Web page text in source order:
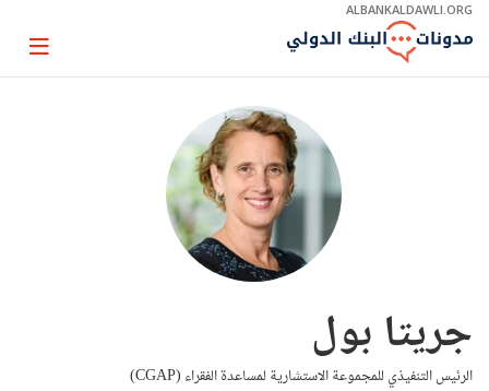
Skip
Main
ALBANKALDAWLI.ORG
Page
جريتا بول
الرئيس التنفيذي للمجموعة الاستشارية لمساعدة الفقراء (CGAP)